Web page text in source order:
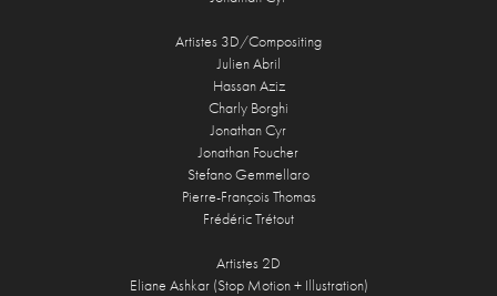
Artistes 3D/Compositing
Julien Abril
Hassan Aziz
Charly Borghi
Jonathan Cyr
Jonathan Foucher
Stefano Gemmellaro
Pierre-François Thomas
Frédéric Trétout
Artistes 2D
Eliane Ashkar (Stop Motion + Illustration)